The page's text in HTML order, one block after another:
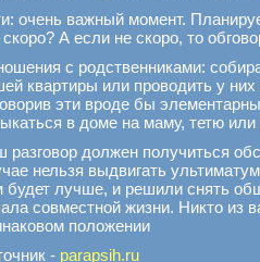
очень важный момент.
скоро? А если не скоро, то
с родственниками:
квартиры или проводить у
эти вроде бы
в доме на маму, тетю
разговор должен получиться
нельзя выдвигать
будет лучше, и решили снять
совместной жизни. Никто из
положении
- parapsih.ru